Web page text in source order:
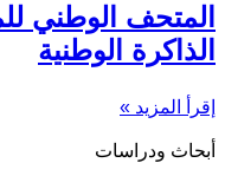
المتحف الوطني
الذاكرة الوطنية
إقرأ المزيد »
أبحاث ودراسات